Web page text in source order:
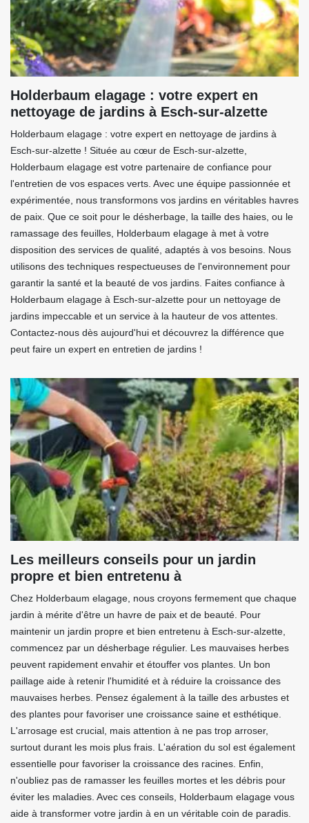
Holderbaum elagage : votre expert en
nettoyage de jardins à Esch-sur-alzette
Holderbaum elagage : votre expert en nettoyage de jardins à
Esch-sur-alzette ! Située au cœur de Esch-sur-alzette,
Holderbaum elagage est votre partenaire de confiance pour
l'entretien de vos espaces verts. Avec une équipe passionnée et
expérimentée, nous transformons vos jardins en véritables havres
de paix. Que ce soit pour le désherbage, la taille des haies, ou le
ramassage des feuilles, Holderbaum elagage à met à votre
disposition des services de qualité, adaptés à vos besoins. Nous
utilisons des techniques respectueuses de l'environnement pour
garantir la santé et la beauté de vos jardins. Faites confiance à
Holderbaum elagage à Esch-sur-alzette pour un nettoyage de
jardins impeccable et un service à la hauteur de vos attentes.
Contactez-nous dès aujourd'hui et découvrez la différence que
peut faire un expert en entretien de jardins !
Les meilleurs conseils pour un jardin
propre et bien entretenu à
Chez Holderbaum elagage, nous croyons fermement que chaque
jardin à mérite d'être un havre de paix et de beauté. Pour
maintenir un jardin propre et bien entretenu à Esch-sur-alzette,
commencez par un désherbage régulier. Les mauvaises herbes
peuvent rapidement envahir et étouffer vos plantes. Un bon
paillage aide à retenir l'humidité et à réduire la croissance des
mauvaises herbes. Pensez également à la taille des arbustes et
des plantes pour favoriser une croissance saine et esthétique.
L'arrosage est crucial, mais attention à ne pas trop arroser,
surtout durant les mois plus frais. L'aération du sol est également
essentielle pour favoriser la croissance des racines. Enfin,
n'oubliez pas de ramasser les feuilles mortes et les débris pour
éviter les maladies. Avec ces conseils, Holderbaum elagage vous
aide à transformer votre jardin à en un véritable coin de paradis.